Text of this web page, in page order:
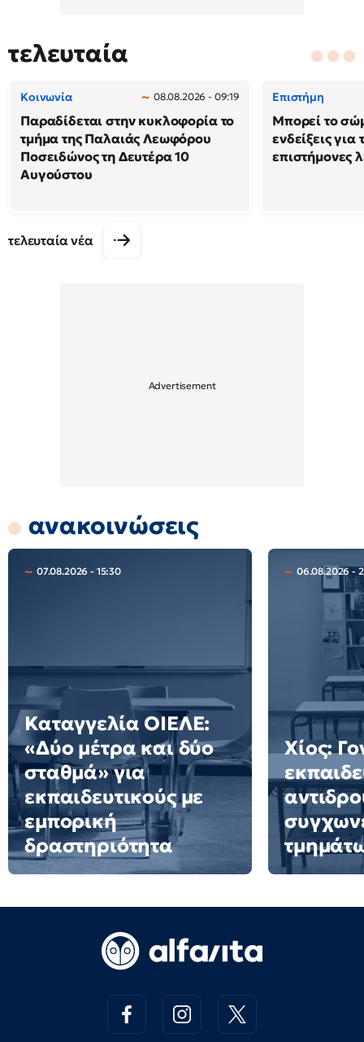
τελευταία
Κοινωνία 08.08.2026 - 09:19
Παραδίδεται στην κυκλοφορία το
τμήμα της Παλαιάς Λεωφόρου
Ποσειδώνος τη Δευτέρα 10
Αυγούστου
Επιστήμη
Μπορεί το
ενδείξεις για
επιστήμονες
τελευταία νέα
ανακοινώσεις
07.08.2026 - 15:30
Καταγγελία ΟΙΕΛΕ:
«Δύο μέτρα και δύο
σταθμά» για
εκπαιδευτικούς με
εμπορική
δραστηριότητα
06.08.2026 -
Χίος: